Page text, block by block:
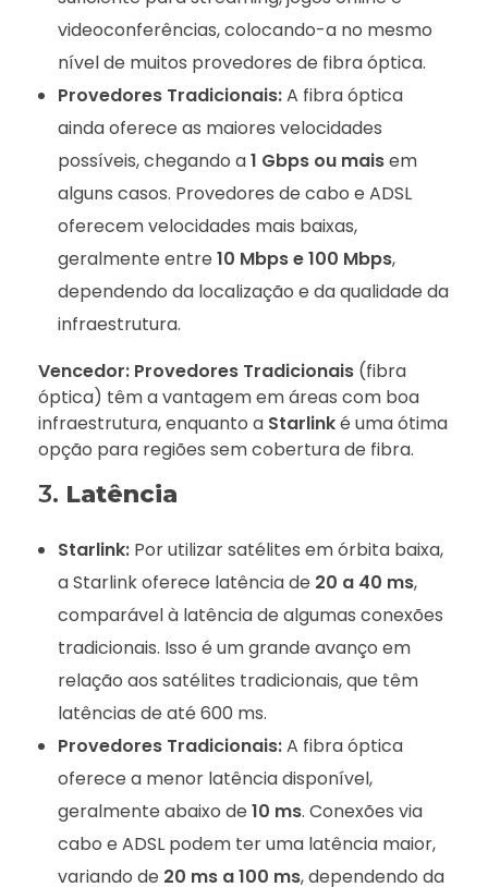
videoconferências, colocando-a no mesmo
nível de muitos provedores de fibra óptica.
Provedores Tradicionais:A fibra óptica
ainda oferece as maiores velocidades
possíveis, chegando a1 Gbps ou maisem
alguns casos. Provedores de cabo e ADSL
oferecem velocidades mais baixas,
geralmente entre 10 Mbps e 100 Mbps,
dependendo da localização e da qualidade da
infraestrutura.
Vencedor: Provedores Tradicionais (fibra
óptica) têm a vantagem em áreas com boa
infraestrutura, enquanto a Starlinké uma ótima
opção para regiões sem cobertura de fibra.
3. Latência
Starlink:Por utilizar satélites em órbita baixa,
a Starlink oferece latência de 20 a 40 ms,
comparável à latência de algumas conexões
tradicionais. Isso é um grande avanço em
relação aos satélites tradicionais, que têm
latências de até 600 ms.
Provedores Tradicionais:A fibra óptica
oferece a menor latência disponível,
geralmente abaixo de 10 ms. Conexões via
cabo e ADSL podem ter uma latência maior,
variando de 20 ms a 100 ms, dependendo da